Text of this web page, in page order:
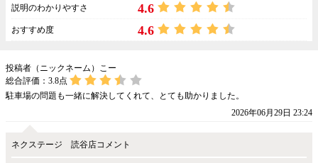
説明のわかりやすさ 4.6
おすすめ度 4.6
投稿者（ニックネーム）こー
総合評価： 3.8点
駐車場の問題も一緒に解決してくれて、とても助かりました。
2026年06月29日 23:24
ネクステージ 読谷店コメント